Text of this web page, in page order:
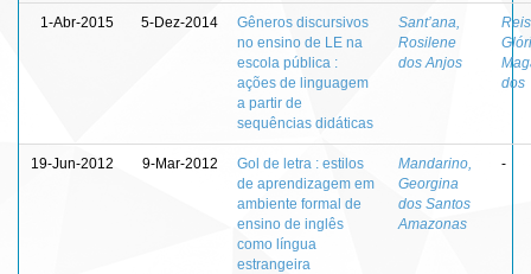
1-Abr-2015 5-Dez-2014
Gêneros discursivos
no ensino de LE na
escola pública :
ações de linguagem
a partir de
sequências didáticas
Sant’ana,
Rosilene
dos Anjos
dos
19-Jun-2012 9-Mar-2012
Gol de letra : estilos
de aprendizagem em
ambiente formal de
ensino de inglês
como língua
estrangeira
Mandarino,
Georgina
dos Santos
Amazonas
-